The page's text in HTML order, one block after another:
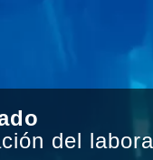
del